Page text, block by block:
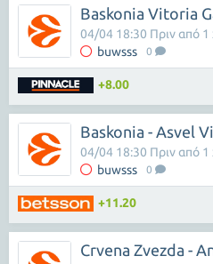
buwsss 0
04/04 18:30 Πριν από 1
+8.00
Baskonia - Asvel
buwsss 0
04/04 18:30 Πριν από 1
+11.20
Crvena Zvezda -